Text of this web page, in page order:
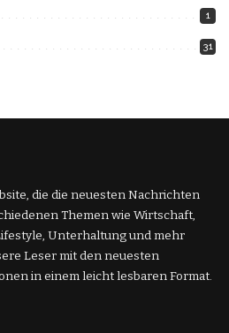
1
31
die die neuesten Nachrichten
Themen wie Wirtschaft,
Unterhaltung und mehr
Leser mit den neuesten
in einem leicht lesbaren Format.